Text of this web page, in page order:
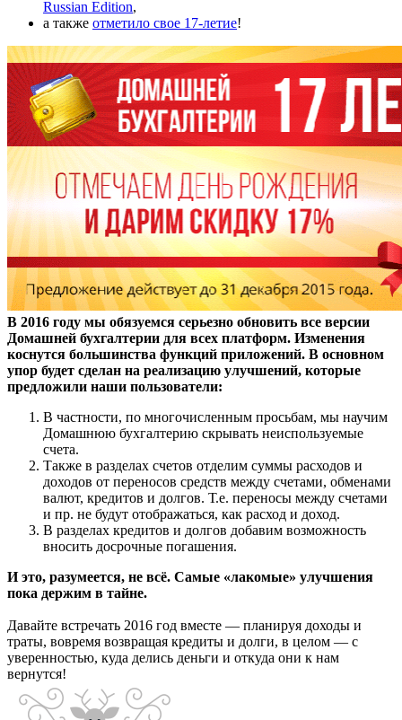
Russian Edition,
а также отметило свое 17-летие!
В 2016 году мы обязуемся серьезно обновить все версии
Домашней бухгалтерии для всех платформ. Изменения
коснутся большинства функций приложений. В основном
упор будет сделан на реализацию улучшений, которые
предложили наши пользователи:
В частности, по многочисленным просьбам, мы научим
Домашнюю бухгалтерию скрывать неиспользуемые
счета.
Также в разделах счетов отделим суммы расходов и
доходов от переносов средств между счетами, обменами
валют, кредитов и долгов. Т.е. переносы между счетами
и пр. не будут отображаться, как расход и доход.
В разделах кредитов и долгов добавим возможность
вносить досрочные погашения.
И это, разумеется, не всё. Самые «лакомые» улучшения
пока держим в тайне.
Давайте встречать 2016 год вместе — планируя доходы и
траты, вовремя возвращая кредиты и долги, в целом — с
уверенностью, куда делись деньги и откуда они к нам
вернутся!